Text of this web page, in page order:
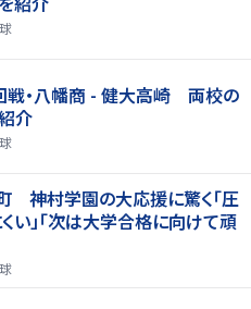
戦・八幡商 - 健大高崎 両校の
介
神村学園の大応援に驚く「圧
い」「次は大学合格に向けて頑